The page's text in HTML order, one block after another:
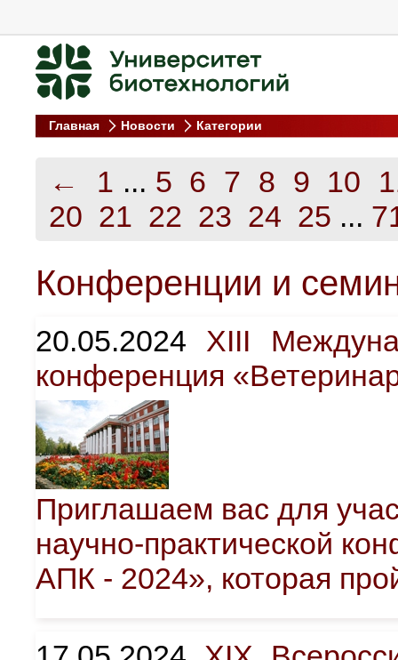
Главная Новости Категории
← 1 ... 5 6 7 8 9 10
20 21 22 23 24 25 ...
Конференции и
20.05.2024 XIII
конференция
Приглашаем вас для
научно-практической
АПК - 2024», которая